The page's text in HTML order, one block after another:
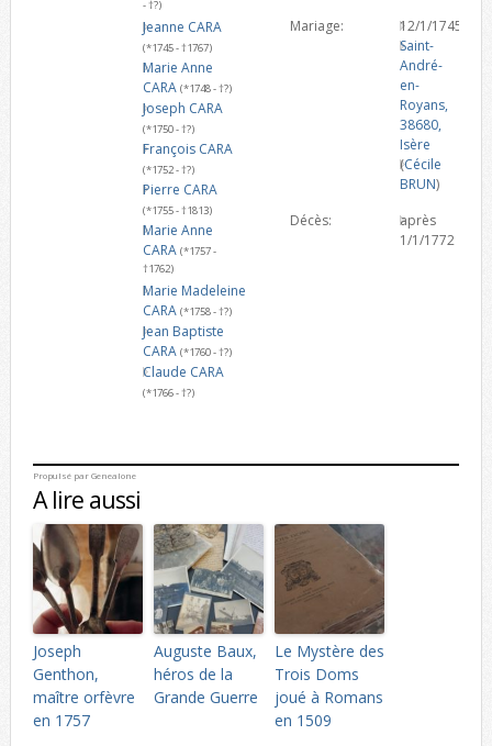
- †?)
Jeanne CARA
(*1745 - †1767)
Marie Anne
CARA (*1748 - †?)
Joseph CARA
(*1750 - †?)
François CARA
(*1752 - †?)
Pierre CARA
(*1755 - †1813)
Marie Anne
CARA (*1757 -
†1762)
Marie Madeleine
CARA (*1758 - †?)
Jean Baptiste
CARA (*1760 - †?)
Claude CARA
(*1766 - †?)
Mariage:
12/1/1745
Saint-
André-
en-
Royans,
38680,
Isère
(Cécile
BRUN)
Décès:
après
1/1/1772
Propulsé par Genealone
A lire aussi
Joseph
Genthon,
maître orfèvre
en 1757
Auguste Baux,
héros de la
Grande Guerre
Le Mystère des
Trois Doms
joué à Romans
en 1509